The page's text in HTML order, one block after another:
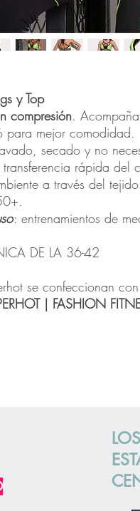
y Top
compresión.
para mejor comodidad.
secado y no
rápida del
a través del
: entrenamientos de
DE LA 36-42
se confeccionan
| FASHION